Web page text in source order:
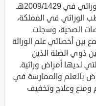
تأسست الجمعية السعودية للطب الوراثي في 2009/1429هـ
الوراثي في المملكة،
الصحية، وسجلت
بين أخصائي علم الوراثة
ذوي الصلة الذين
لديها أمراض وراثية.
بالعلم والممارسة في
ومنع وعلاج وتخفيف